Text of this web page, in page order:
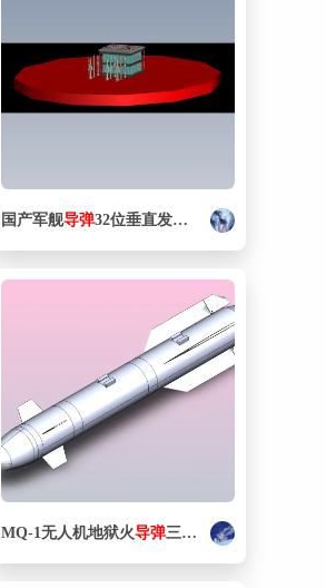
国产军舰导弹32位垂直发射系统AUTOCAD模型文件
MQ-1无人机地狱火导弹三维模型